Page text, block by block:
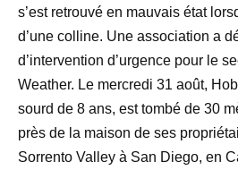
s’est retrouvé en mauvais état
d’une colline. Une association a
d’intervention d’urgence pour le
Weather. Le mercredi 31 août,
sourd de 8 ans, est tombé de 30
près de la maison de ses
Sorrento Valley à San Diego, en